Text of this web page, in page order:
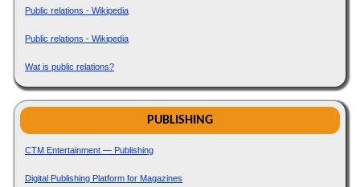
Public relations - Wikipedia
Public relations - Wikipedia
Wat is public relations?
PUBLISHING
CTM Entertainment — Publishing
Digital Publishing Platform for Magazines